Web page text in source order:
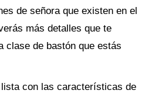
de señora que existen en el
más detalles que te
clase de bastón que estás
con las características de